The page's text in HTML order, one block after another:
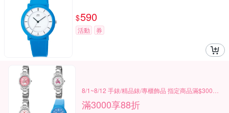
$590
活動 券
滿3000享88折